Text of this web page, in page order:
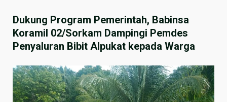
Dukung Program Pemerintah, Babinsa
Koramil 02/Sorkam Dampingi Pemdes
Penyaluran Bibit Alpukat kepada Warga